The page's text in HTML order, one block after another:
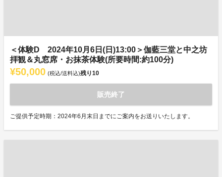
＜体験D 2024年10月6日(日)13:00＞伽藍三堂と中之坊
拝観＆丸窓席・お抹茶体験(所要時間:約100分)
¥50,000 (税込/送料込)残り10
販売終了
ご提供予定時期：2024年6月末日までにご案内をお送りいたします。